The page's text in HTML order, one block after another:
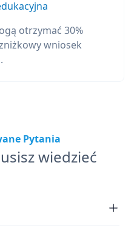
otrzymać 30%
wniosek
Pytania
wiedzieć